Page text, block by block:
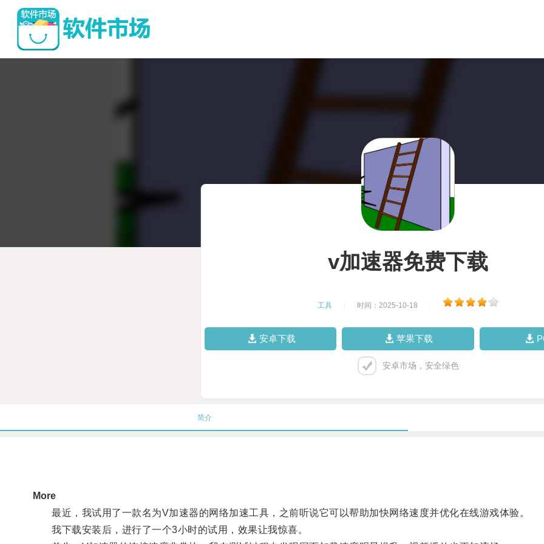
v加速器免费下载
工具 时间：2025-10-18
安卓下载 苹果下载
安卓市场，安全绿色
简介
More
最近，我试用了一款名为V加速器的网络加速工具，之前听说它可以帮助加快网络速度并优化在线游戏体验。
我下载安装后，进行了一个3小时的试用，效果让我惊喜。